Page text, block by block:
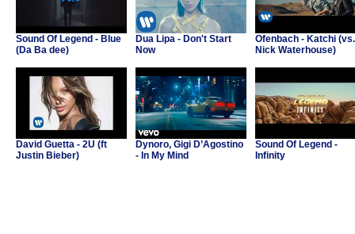
Sound Of Legend - Blue
(Da Ba dee)
Dua Lipa - Don't Start
Now
Ofenbach - Katchi (vs.
Nick Waterhouse)
David Guetta - 2U (ft
Justin Bieber)
Dynoro, Gigi D’Agostino
- In My Mind
Sound Of Legend -
Infinity